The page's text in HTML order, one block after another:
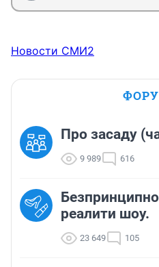
Новости СМИ2
Про засаду
9 989 616
реалити шоу.
23 649 105